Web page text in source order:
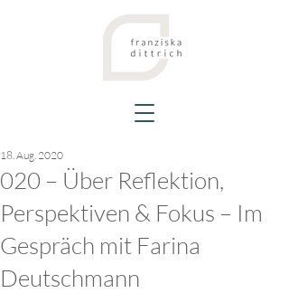
020 – Über Reflektion,
Perspektiven & Fokus – Im
Gespräch mit Farina
Deutschmann
18. Aug. 2020